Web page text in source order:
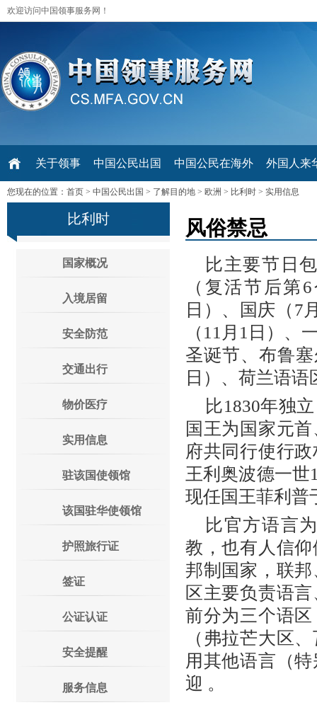
欢迎访问中国领事服务网！
关于领事 中国公民出国 中国公民在海外 外国人来
您现在的位置： 首页 > 中国公民出国 > 了解目的地 > 欧洲 > 比利时 > 实用信息
比利时
国家概况
入境居留
安全防范
交通出行
物价医疗
实用信息
驻该国使领馆
该国驻华使领馆
护照旅行证
签证
公证认证
安全提醒
服务信息
风俗禁忌
比主要节日
（复活节后第
日）、国庆（7
（11月1日）、
圣诞节、布鲁
日）、荷兰语语
比1830年独
国王为国家元
府共同行使行
王利奥波德一世
现任国王菲利普
比官方语言
教，也有人信
邦制国家，联
区主要负责语
前分为三个语
（弗拉芒大区
用其他语言（
迎 。